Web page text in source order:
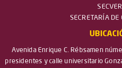
SECVER
SECRETARÍA DE
Avenida Enrique C. Rébsamen
presidentes y calle universitario